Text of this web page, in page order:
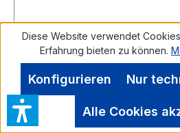
Modell aus Plexiglas,
D- Geometrie - Modellsatz
Diese Website verwendet
Erfahrung bieten zu können.
Nur
Konfigurieren
Alle Cookies